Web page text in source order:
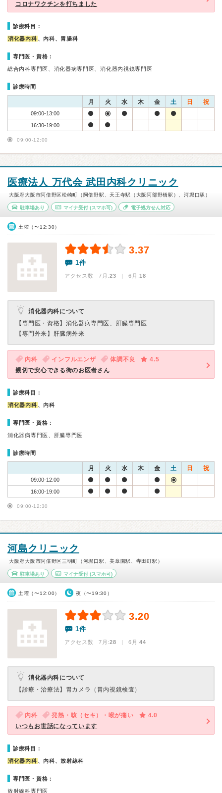
コロナワクチンを打ちました
診療科目：
消化器内科 、内科、胃腸科
専門医・資格：
総合内科専門医、消化器病専門医、消化器内視鏡専門医
診療時間
月 火 水 木 金 土 日 祝
09:00-13:00
16:30-19:00
09:00-12:00
医療法人 万代会 武田内科クリニック
大阪府大阪市阿倍野区松崎町（阿倍野駅、天王寺駅（大阪阿部野橋駅）、河堀口駅）
駐車場あり マイナ受付(スマホ可) 電子処方せん対応
土曜（〜12:30）
3.37
1件
アクセス数 7月:23 | 6月:18
消化器内科について
【専門医・資格】 消化器病専門医、肝臓専門医
【専門外来】 肝臓病外来
内科 インフルエンザ 体調不良
4.5
親切で安心できる街のお医者さん
診療科目：
消化器内科 、内科
専門医・資格：
消化器病専門医、肝臓専門医
診療時間
月 火 水 木 金 土 日 祝
09:00-12:00
16:00-19:00
09:00-12:30
河島クリニック
大阪府大阪市阿倍野区三明町（河堀口駅、美章園駅、寺田町駅）
駐車場あり マイナ受付(スマホ可)
土曜（〜12:00） 夜（〜19:30）
3.20
1件
アクセス数 7月:28 | 6月:44
消化器内科について
【診療・治療法】 胃カメラ（胃内視鏡検査）
内科 発熱・咳（セキ）・喉が痛い
4.0
いつもお世話になっています
診療科目：
消化器内科 、内科、放射線科
専門医・資格：
放射線科専門医